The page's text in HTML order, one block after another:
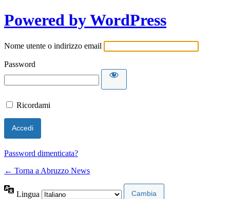
Powered by WordPress
Nome utente o indirizzo email
Password
Ricordami
Password dimenticata?
← Torna a Abruzzo News
Lingua